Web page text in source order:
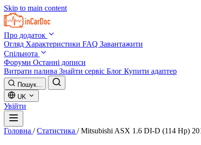
Skip to main content
Про додаток
Огляд Характеристики FAQ Завантажити
Спільнота
Форуми Останні дописи
Витрати палива Знайти сервіс Блог Купити адаптер
Пошук...
UK
Увійти
Головна / Статистика / Mitsubishi ASX 1.6 DI-D (114 Hp)